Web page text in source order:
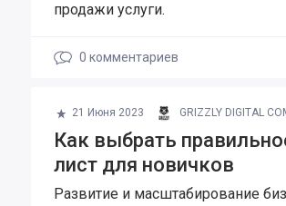
продажи услуги.
0 комментариев
21 Июня 2023 GRIZZLY DIGITAL
Как выбрать
лист для новичков
Развитие и масштабирование